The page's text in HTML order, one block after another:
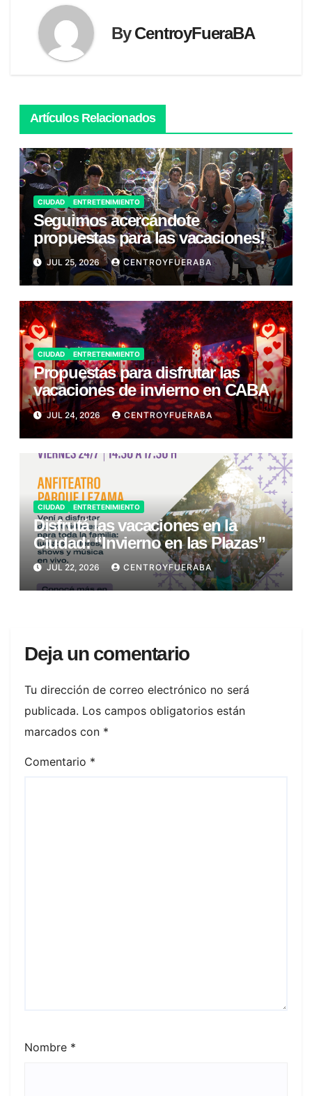
ByCentroyFueraBA
Artículos Relacionados
CIUDAD ENTRETENIMIENTO
Seguimos acercándote
propuestas para las vacaciones!
JUL 25, 2026 CENTROYFUERABA
CIUDAD ENTRETENIMIENTO
Propuestas para disfrutar las
vacaciones de invierno en CABA
JUL 24, 2026 CENTROYFUERABA
CIUDAD ENTRETENIMIENTO
Disfrutá las vacaciones en la
Ciudad: “Invierno en las Plazas”
JUL 22, 2026 CENTROYFUERABA
Deja un comentario
Tu dirección de correo electrónico no será
publicada. Los campos obligatorios están
marcados con *
Comentario *
Nombre *